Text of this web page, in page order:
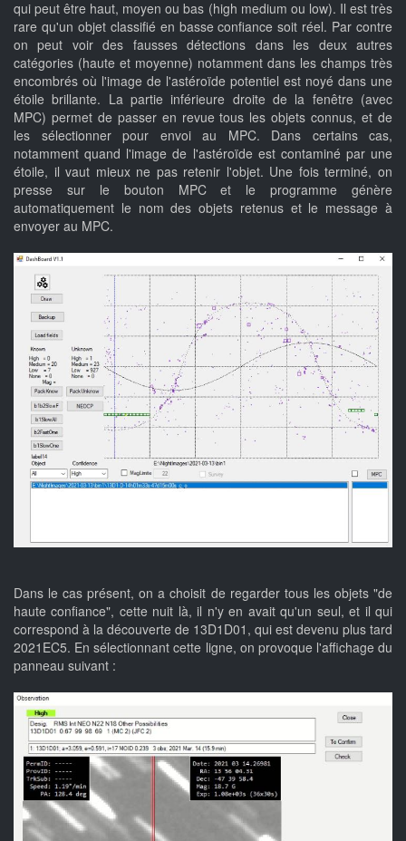
qui peut être haut, moyen ou bas (high medium ou low). Il est très
rare qu'un objet classifié en basse confiance soit réel. Par contre
on peut voir des fausses détections dans les deux autres
catégories (haute et moyenne) notamment dans les champs très
encombrés où l'image de l'astéroïde potentiel est noyé dans une
étoile brillante. La partie inférieure droite de la fenêtre (avec
MPC) permet de passer en revue tous les objets connus, et de
les sélectionner pour envoi au MPC. Dans certains cas,
notamment quand l'image de l'astéroïde est contaminé par une
étoile, il vaut mieux ne pas retenir l'objet. Une fois terminé, on
presse sur le bouton MPC et le programme génère
automatiquement le nom des objets retenus et le message à
envoyer au MPC.
Dans le cas présent, on a choisit de regarder tous les objets "de
haute confiance", cette nuit là, il n'y en avait qu'un seul, et il qui
correspond à la découverte de 13D1D01, qui est devenu plus tard
2021EC5. En sélectionnant cette ligne, on provoque l'affichage du
panneau suivant :